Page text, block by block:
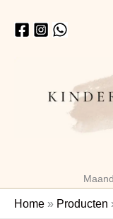
naar
Home » Producten